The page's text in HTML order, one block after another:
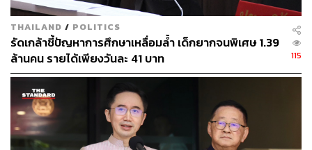
Supon Chatchaiyareak
“กระจายอำนาจให้ทุกจังหวัดจัดทำหลักสูตรของตัวเอง
มหาวิทยาลัยและวิทยาลัยกำหนดเรื่องที่ต้องเรียนรู้ ปล่อยให้
แต่ละจังหวัดหาทางสอนเด็กเอาเอง ชุมชนเลี้ยงไหมสอนเด็ก
แบบหนึ่ง ชุมชนหมักสุราสอนเด็กอีกแบบ หมดเวลาหลักสูตร
จากส่วนกลางแล้วครับ โครงการจากส่วนกลางเลือกแค่ 1-3
โครงการ ไม่อย่างนั้นครูไม่ต้องทำอะไรเลย แค่รับมือกับตัวชี้
วัดบ้าบอจากส่วนกลาง”
THAILAND / POLITICS
รัดเกล้าชี้ปัญหาการศึกษาเหลื่อมล้ำ เด็กยากจนพิเศษ 1.39
ล้านคน รายได้เพียงวันละ 41 บาท
115